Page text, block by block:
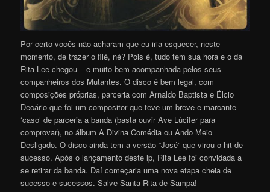
Por certo vocês não acharam que eu iria esquecer, neste
momento, de trazer o filé, né? Pois é, tudo tem sua hora e o da
Rita Lee chegou – e muito bem acompanhada pelos seus
companheiros dos Mutantes. O disco é bem legal, com
composições próprias, parceria com Arnaldo Baptista e Élcio
Decário que foi um compositor que teve um breve e marcante
‘caso’ de parceria a banda (basta ouvir Ave Lúcifer para
comprovar), no álbum A Divina Comédia ou Ando Meio
Desligado. O disco ainda tem a versão “José” que virou o hit de
sucesso. Após o lançamento deste lp, Rita Lee foi convidada a
se retirar da banda. Daí começaria uma nova etapa cheia de
sucesso e sucessos. Salve Santa Rita de Sampa!